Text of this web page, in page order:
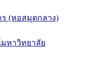
(หอสมุดกลาง)
หาวิทยาลัย